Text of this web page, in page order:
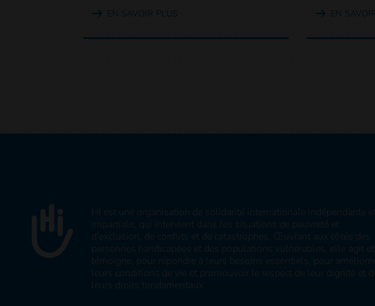
EN SAVOIR PLUS EN
HI est une organisation de solidarité internationale indépendante et
impartiale, qui intervient dans les situations de pauvreté et
d’exclusion, de conflits et de catastrophes. Œuvrant aux côtés des
personnes handicapées et des populations vulnérables, elle agit et
témoigne, pour répondre à leurs besoins essentiels, pour améliorer
leurs conditions de vie et promouvoir le respect de leur dignité et de
leurs droits fondamentaux.